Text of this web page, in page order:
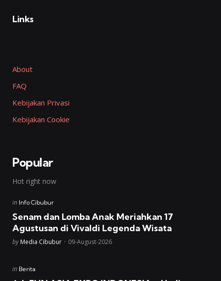
Links
About
FAQ
Kebijakan Privasi
Kebijakan Cookie
Popular
Hot right now
Posted
in Info Cibubur
Senam dan Lomba Anak Meriahkan 17
Agustusan di Vivaldi Legenda Wisata
Posted
by Media Cibubur 09-August-2026
Posted
in Berita